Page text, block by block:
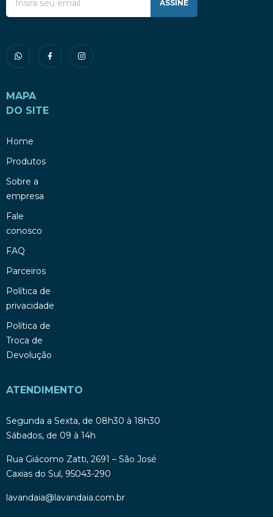
ASSINE
MAPA
DO SITE
Home
Produtos
Sobre a
empresa
Fale
conosco
FAQ
Parceiros
Política de
privacidade
Política de
Troca de
Devolução
ATENDIMENTO
Segunda a Sexta, de 08h30 à 18h30
Sábados, de 09 à 14h
Rua Giácomo Zatti, 2691 – São José
Caxias do Sul, 95043-290
lavandaia@lavandaia.com.br